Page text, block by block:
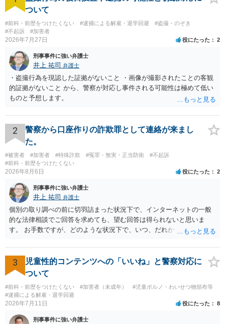
ついて
#前科・前歴をつけたくない #逮捕による解雇・退学回避
#盗撮・のぞき
#不起訴
#加害者
2026年7月27日 役にたった 2
刑事事件に強い弁護士
井上 祐司 弁護士
・盗撮行為を現認した証拠がないこと ・画像が撮影されたことの客観
的証拠がないこと から、警察が対応し事件される可能性は極めて低い
ものと予想します。
2
警察から口座作りの詐欺罪として連絡が来まし
た。
#被害者 #加害者 #特殊詐欺 #冤罪・無実・正当防衛
#不起訴
#前科・前歴をつけたくない
2026年8月6日 役にたった 2
刑事事件に強い弁護士
井上 祐司 弁護士
個別の取り調べの前に切羽詰まった状況下で、インターネットの一般
的な法律相談でご回答を求めても、望む回答は得られないと思いま
す。 お手数ですが、どのような状況下で、いつ、だれからどのような
の程度だと聞いているのかということについて、お近くで詳細な法律
相談を受けられたうえで対処方法を探された方がよいと思われます。
一般論でいえば、任意取り調べの場合、ＩＣレコーダーを持参して取
3
児童性的コンテンツへの「いいね」と警察対応に
ついて
#前科・前歴をつけたくない #加害者（未成年）
#児童ポルノ・わいせつ物頒布等
#逮捕による解雇・退学回避
2026年7月11日 役にたった 8
刑事事件に強い弁護士